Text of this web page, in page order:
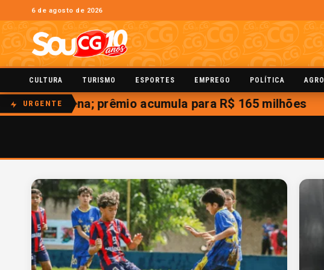
6 de agosto de 2026
CULTURA TURISMO ESPORTES EMPREGO POLÍTICA AGRO
URGENTE
Mega-Sena; prêmio acumula para R$ 165 milhões